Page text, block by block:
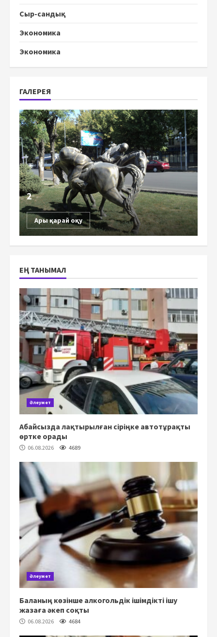
Сыр-сандық
Экономика
Экономика
ГАЛЕРЕЯ
2
Ары қарай оқу
ЕҢ ТАНЫМАЛ
Әлеумет
Абайсызда лақтырылған сіріңке автотұрақты
өртке орады
06.08.2026 4689
Әлеумет
Баланың көзінше алкогольдік ішімдікті ішу
жазаға әкеп соқты
06.08.2026 4684